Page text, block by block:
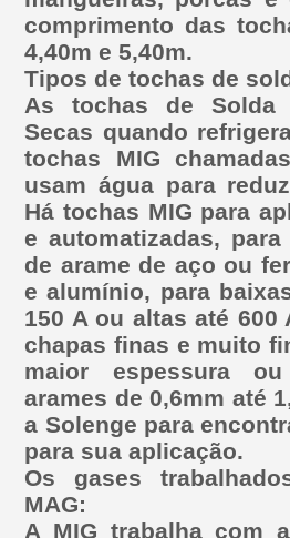
comprimento das
4,40m e 5,40m.
Tipos de tochas de
As tochas de Solda
Secas quando
tochas MIG
usam água para
Há tochas MIG para
e automatizadas,
de arame de aço ou
e alumínio, para
150 A ou altas até 600
chapas finas e muito
maior espessura
arames de 0,6mm até
a Solenge para
para sua aplicação.
Os gases
MAG:
A MIG trabalha com